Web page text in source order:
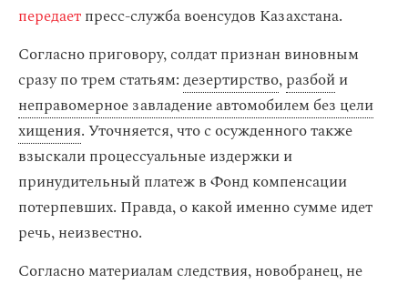
передаетпресс-служба военсудов Казахстана.
Согласно приговору, солдат признан виновным
сразу по трем статьям:дезертирство,разбойи
неправомерное завладение автомобилем без цели
хищения. Уточняется, что с осужденного также
взыскали процессуальные издержки и
принудительный платеж в Фонд компенсации
потерпевших. Правда, о какой именно сумме идет
речь, неизвестно.
Согласно материалам следствия, новобранец, не